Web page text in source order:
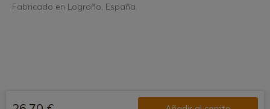
Fabricado en Logroño, España.